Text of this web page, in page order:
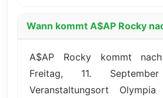
Wann kommt A$AP Rocky
A$AP Rocky kommt
Freitag, 11.
Veranstaltungsort